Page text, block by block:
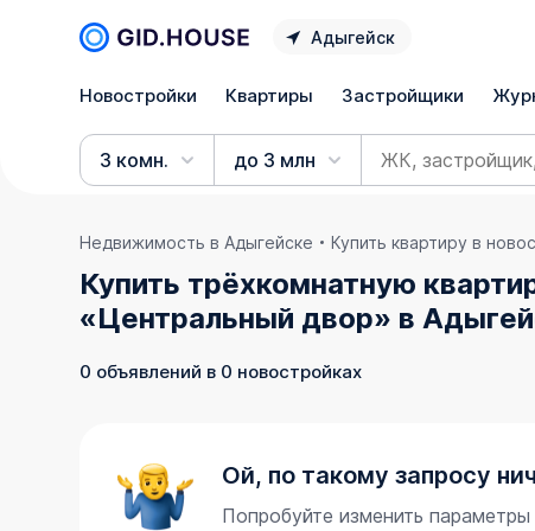
Адыгейск
Новостройки Квартиры Застройщики
3 комн. до 3 млн
Недвижимость в Адыгейске Купить квартиру в
Купить трёхкомнатную
«Центральный двор» в
0 объявлений в 0 новостройках
Ой, по такому запросу
Попробуйте изменить параметры